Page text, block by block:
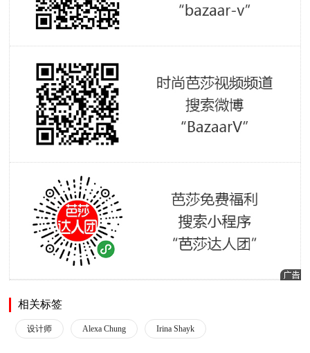
相关标签
设计师 Alexa Chung Irina Shayk